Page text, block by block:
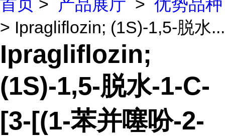
首页 > 产品展厅 > 优势品种
> Ipragliflozin; (1S)-1,5-脱水...
Ipragliflozin;
(1S)-1,5-脱水-1-C-
[3-[(1-苯并噻吩-2-